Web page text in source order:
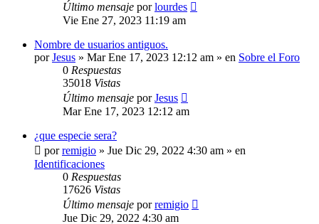
Último mensaje porlourdes
Vie Ene 27, 2023 11:19 am
Nombre de usuarios antiguos.
porJesus » Mar Ene 17, 2023 12:12 am » en Sobre el Foro
0 Respuestas
35018 Vistas
Último mensaje porJesus
Mar Ene 17, 2023 12:12 am
¿que especie sera?
porremigio » Jue Dic 29, 2022 4:30 am » en
Identificaciones
0 Respuestas
17626 Vistas
Último mensaje porremigio
Jue Dic 29, 2022 4:30 am